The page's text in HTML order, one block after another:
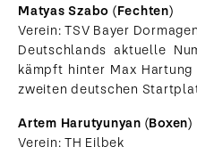
Matyas Szabo (Fechten)
Verein: TSV Bayer Dormagen
Deutschlands aktuelle
kämpft hinter Max
zweiten deutschen
Artem Harutyunyan (Boxen)
Verein: TH Eilbek